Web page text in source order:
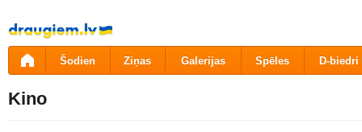
Pāriet
uz
saturu
Šodien Ziņas Galerijas Spēles D-biedri
Kino